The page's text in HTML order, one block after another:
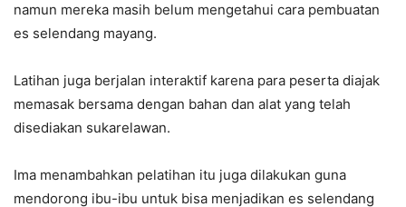
namun mereka masih belum mengetahui cara pembuatan
es selendang mayang.
Latihan juga berjalan interaktif karena para peserta diajak
memasak bersama dengan bahan dan alat yang telah
disediakan sukarelawan.
Ima menambahkan pelatihan itu juga dilakukan guna
mendorong ibu-ibu untuk bisa menjadikan es selendang